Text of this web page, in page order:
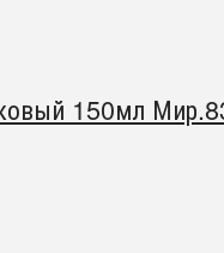
150мл